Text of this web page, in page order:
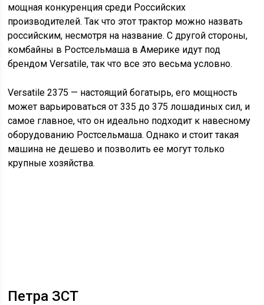
мощная конкуренция среди Российских
производителей. Так что этот трактор можно назвать
российским, несмотря на название. С другой стороны,
комбайны в Ростсельмаша в Америке идут под
брендом Versatile, так что все это весьма условно.
Versatile 2375 — настоящий богатырь, его мощность
может варьироваться от 335 до 375 лошадиных сил, и
самое главное, что он идеально подходит к навесному
оборудованию Ростсельмаша. Однако и стоит такая
машина не дешево и позволить ее могут только
крупные хозяйства.
Петра ЗСТ